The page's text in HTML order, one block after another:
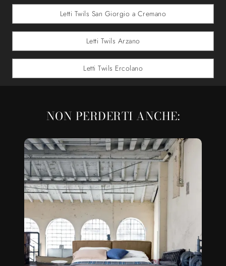
Letti Twils San Giorgio a Cremano
Letti Twils Arzano
Letti Twils Ercolano
NON PERDERTI ANCHE: